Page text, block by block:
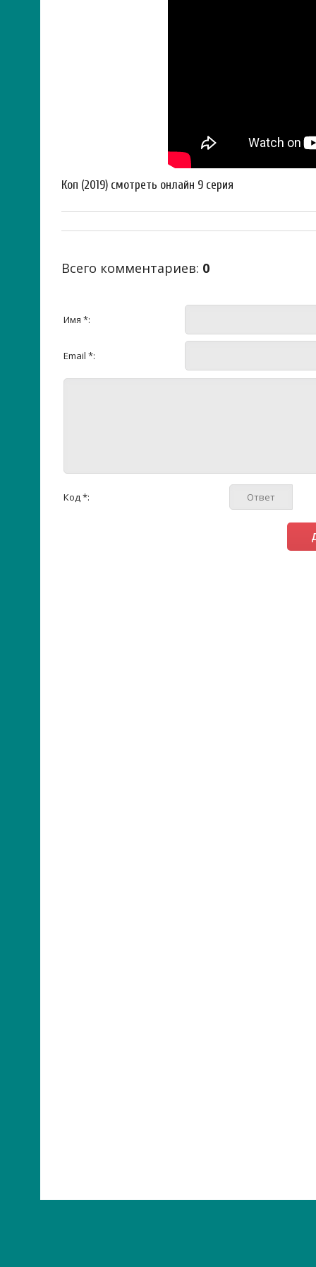
Коп (2019) смотреть онлайн 9 серия
Всего комментариев: 0
Имя *:
Email *:
Код *: